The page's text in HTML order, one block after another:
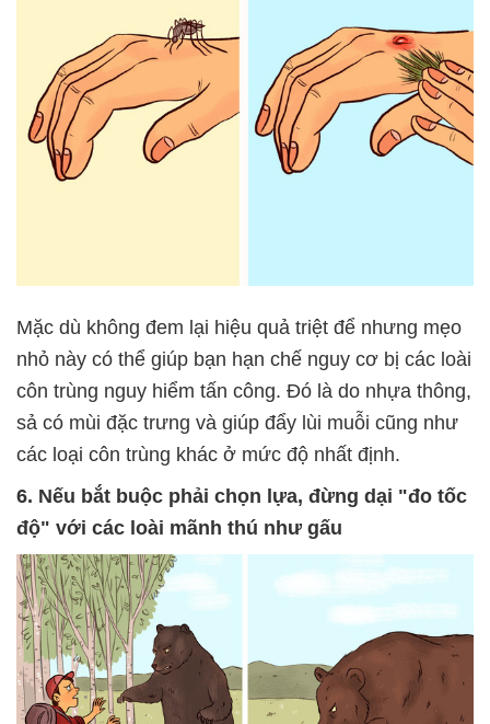
Mặc dù không đem lại hiệu quả triệt để nhưng mẹo
nhỏ này có thể giúp bạn hạn chế nguy cơ bị các loài
côn trùng nguy hiểm tấn công. Đó là do nhựa thông,
sả có mùi đặc trưng và giúp đẩy lùi muỗi cũng như
các loại côn trùng khác ở mức độ nhất định.
6. Nếu bắt buộc phải chọn lựa, đừng dại "đo tốc
độ" với các loài mãnh thú như gấu